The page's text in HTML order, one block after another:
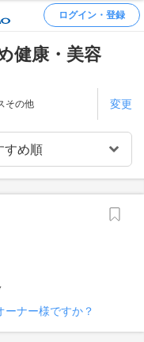
ログイン・登録
健康・美容
その他 変更
ーナー様ですか？